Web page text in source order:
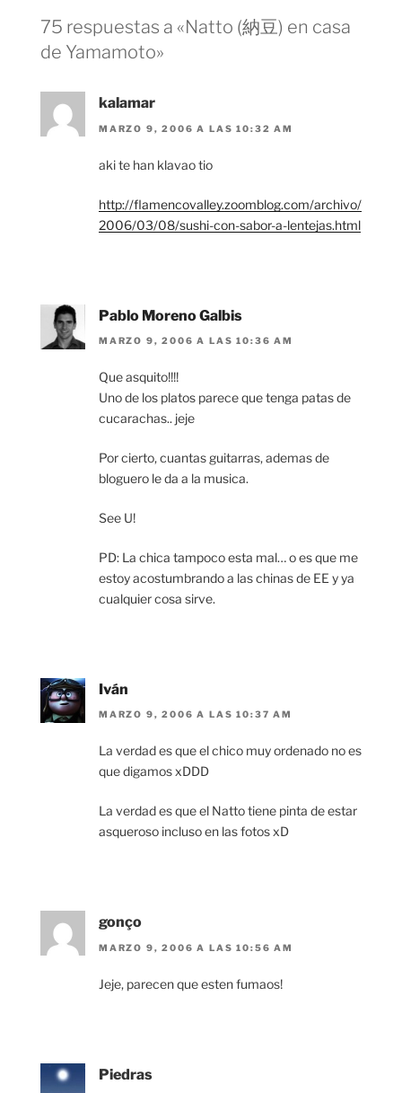
75 respuestas a «Natto (納豆) en casa
de Yamamoto»
kalamar
MARZO 9, 2006 A LAS 10:32 AM
aki te han klavao tio
http://flamencovalley.zoomblog.com/archivo/
2006/03/08/sushi-con-sabor-a-lentejas.html
Pablo Moreno Galbis
MARZO 9, 2006 A LAS 10:36 AM
Que asquito!!!!
Uno de los platos parece que tenga patas de
cucarachas.. jeje
Por cierto, cuantas guitarras, ademas de
bloguero le da a la musica.
See U!
PD: La chica tampoco esta mal… o es que me
estoy acostumbrando a las chinas de EE y ya
cualquier cosa sirve.
Iván
MARZO 9, 2006 A LAS 10:37 AM
La verdad es que el chico muy ordenado no es
que digamos xDDD
La verdad es que el Natto tiene pinta de estar
asqueroso incluso en las fotos xD
gonço
MARZO 9, 2006 A LAS 10:56 AM
Jeje, parecen que esten fumaos!
Piedras